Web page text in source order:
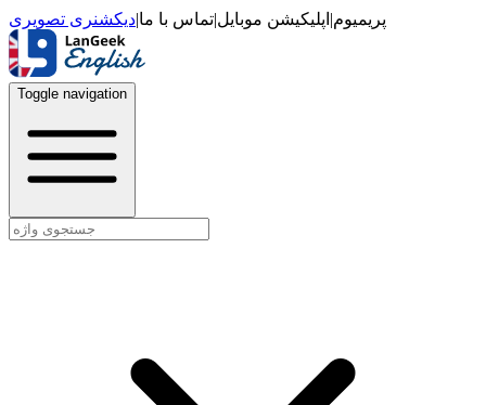
پریمیوم| اپلیکیشن موبایل|تماس با ما|دیکشنری تصویری
Toggle navigation